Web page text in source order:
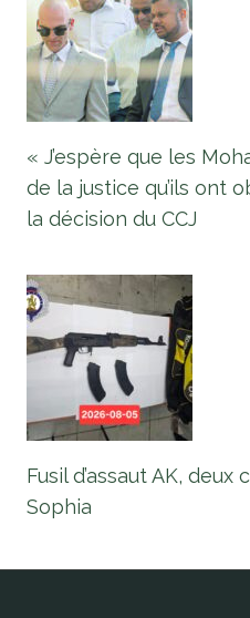
« J’espère que les
de la justice qu’ils ont
la décision du CCJ
Fusil d’assaut AK,
Sophia